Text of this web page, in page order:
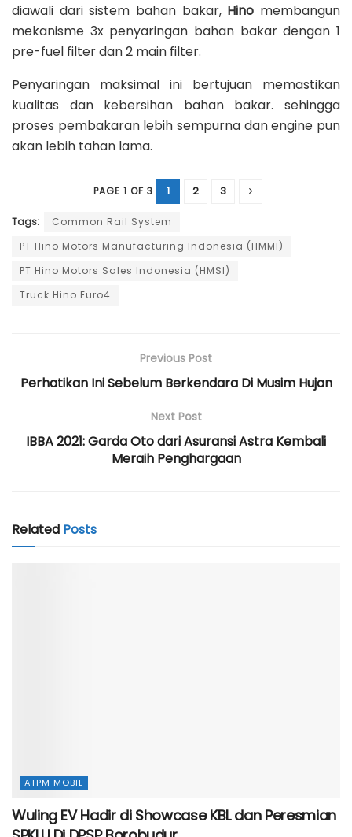
diawali dari sistem bahan bakar, Hino membangun
mekanisme 3x penyaringan bahan bakar dengan 1
pre-fuel filter dan 2 main filter.
Penyaringan maksimal ini bertujuan memastikan
kualitas dan kebersihan bahan bakar. sehingga
proses pembakaran lebih sempurna dan engine pun
akan lebih tahan lama.
PAGE 1 OF 3 1 2 3
Tags:
Common Rail System
PT Hino Motors Manufacturing Indonesia (HMMI)
PT Hino Motors Sales Indonesia (HMSI)
Truck Hino Euro4
Previous Post
Perhatikan Ini Sebelum Berkendara Di Musim Hujan
Next Post
IBBA 2021: Garda Oto dari Asuransi Astra Kembali
Meraih Penghargaan
Related Posts
ATPM MOBIL
Wuling EV Hadir di Showcase KBL dan Peresmian